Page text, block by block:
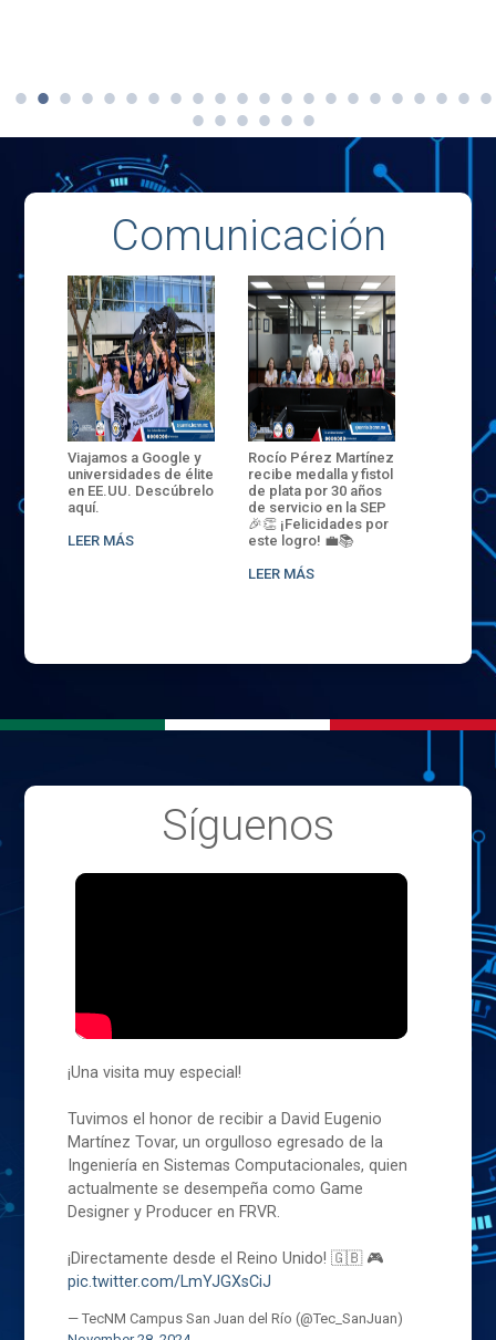
Comunicación
Viajamos a Google y
universidades de élite
en EE.UU. Descúbrelo
aquí.
LEER MÁS
Rocío Pérez Martínez
recibe medalla y fistol
de plata por 30 años
de servicio en la SEP
🎉👏 ¡Felicidades por
este logro! 💼📚
LEER MÁS
ENECB-
del
batalla.
32
sede
Síguenos
¡Una visita muy especial!
Tuvimos el honor de recibir a David Eugenio
Martínez Tovar, un orgulloso egresado de la
Ingeniería en Sistemas Computacionales, quien
actualmente se desempeña como Game
Designer y Producer en FRVR.
¡Directamente desde el Reino Unido! 🇬🇧 🎮
pic.twitter.com/LmYJGXsCiJ
— TecNM Campus San Juan del Río (@Tec_SanJuan)